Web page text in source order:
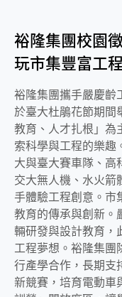
裕隆集團校園
玩市集豐富工
裕隆集團攜手嚴慶齡
於臺大杜鵑花節期間
教育、人才扎根」為
索科學與工程的樂趣
大與臺大賽車隊、
交大無人機、水火
手體驗工程創意。市
教育的傳承與創新。
輛研發與設計教育，
工程夢想。裕隆集團
行產學合作，長期支
新競賽，培育電動車